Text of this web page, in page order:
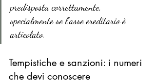
predisposta correttamente,
specialmente se l’asse ereditario è
articolato.
Tempistiche e sanzioni: i numeri
che devi conoscere